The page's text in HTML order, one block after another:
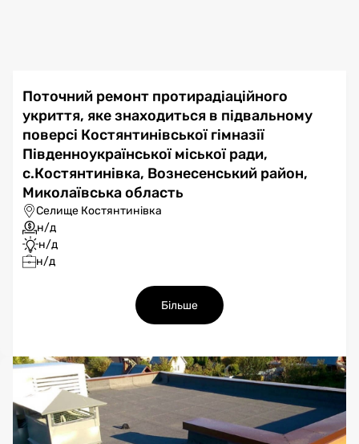
Поточний ремонт протирадіаційного
укриття, яке знаходиться в підвальному
поверсі Костянтинівської гімназії
Південноукраїнської міської ради,
с.Костянтинівка, Вознесенський район,
Миколаївська область
Селище Костянтинівка
н/д
н/д
н/д
Більше